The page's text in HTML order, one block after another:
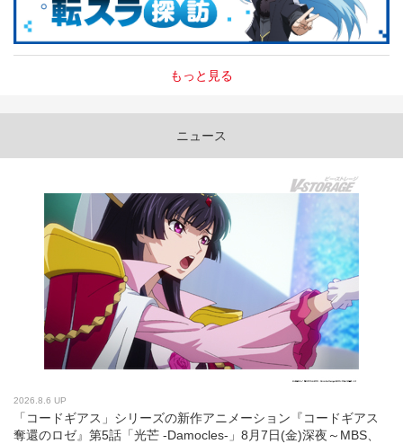
もっと見る
ニュース
2026.8.6 UP
「コードギアス」シリーズの新作アニメーション『コードギアス
奪還のロゼ』第5話「光芒 -Damocles-」8月7日(金)深夜～MBS、